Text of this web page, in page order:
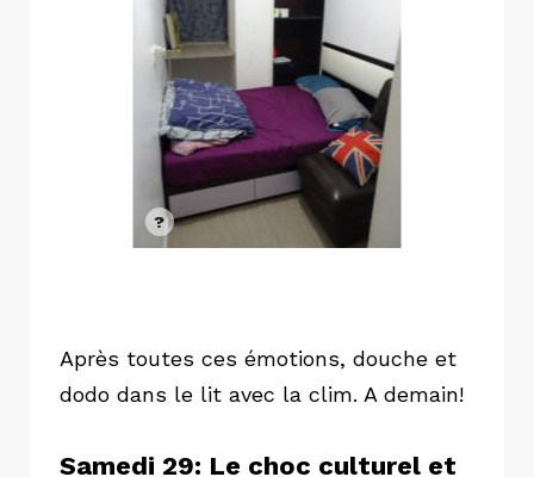
Après toutes ces émotions, douche et
dodo dans le lit avec la clim. A demain!
Samedi 29: Le choc culturel et